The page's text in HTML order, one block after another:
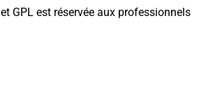
GPL est réservée aux professionnels